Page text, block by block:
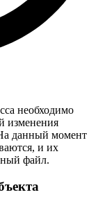
необходимо
изменения
данный момент
и их
файл.